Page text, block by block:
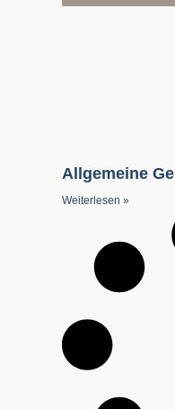
Allgemeine
Weiterlesen »